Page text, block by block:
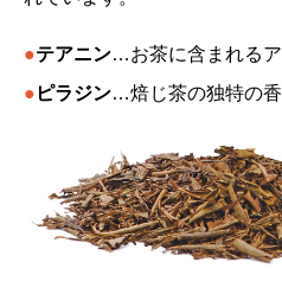
●テアニン…お茶に含まれる
● ピラジン…焙じ茶の独特の